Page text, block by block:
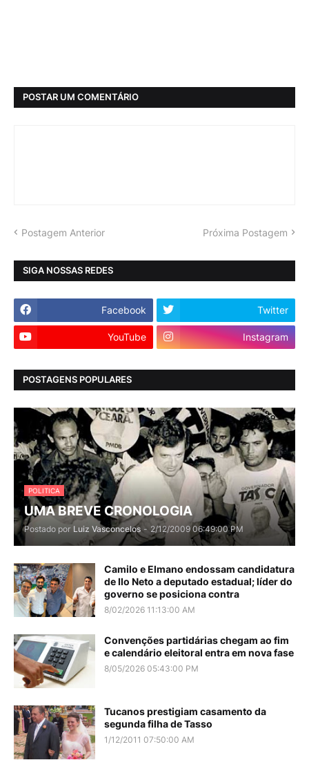
POSTAR UM COMENTÁRIO
Postagem Anterior Próxima Postagem
SIGA NOSSAS REDES
Facebook Twitter
YouTube Instagram
POSTAGENS POPULARES
POLITICA
UMA BREVE CRONOLOGIA
Postado por Luiz Vasconcelos - 2/12/2009 06:49:00 PM
Camilo e Elmano endossam candidatura
de Ilo Neto a deputado estadual; líder do
governo se posiciona contra
8/02/2026 11:13:00 AM
Convenções partidárias chegam ao fim
e calendário eleitoral entra em nova fase
8/05/2026 05:43:00 PM
Tucanos prestigiam casamento da
segunda filha de Tasso
1/12/2011 07:50:00 AM